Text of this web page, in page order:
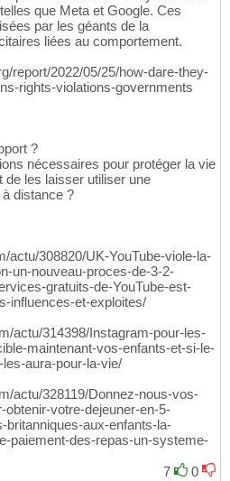
que Meta et Google. Ces
par les géants de la
liées au comportement.
report/2022/05/25/how-dare-they-
rights-violations-governments
?
nécessaires pour protéger la vie
de les laisser utiliser une
distance ?
actu/308820/UK-YouTube-viole-la-
un-nouveau-proces-de-3-2-
gratuits-de-YouTube-est-
influences-et-exploites/
actu/314398/Instagram-pour-les-
maintenant-vos-enfants-et-si-le-
aura-pour-la-vie/
actu/328119/Donnez-nous-vos-
votre-dejeuner-en-5-
aux-enfants-la-
paiement-des-repas-un-systeme-
7
0